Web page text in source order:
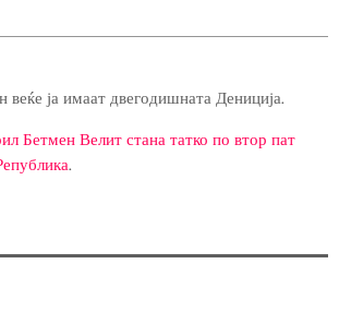
веќе ја имаат двегодишната Дениција.
Бетмен Велит стана татко по втор пат
.